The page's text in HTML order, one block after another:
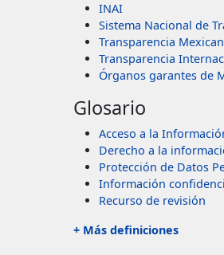
INAI
Sistema Nacional de
Transparencia
Transparencia
Órganos garantes de
Glosario
Acceso a la
Derecho a la
Protección de Datos
Información
Recurso de revisión
+ Más definiciones